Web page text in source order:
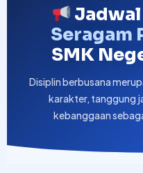
Seragam
SMK
Disiplin berbusana
karakter, tanggung
kebanggaan